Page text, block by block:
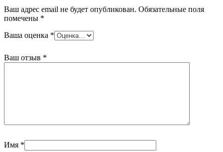
Ваш адрес email не будет опубликован. Обязательные поля
помечены *
Ваша оценка *
Ваш отзыв *
Имя *